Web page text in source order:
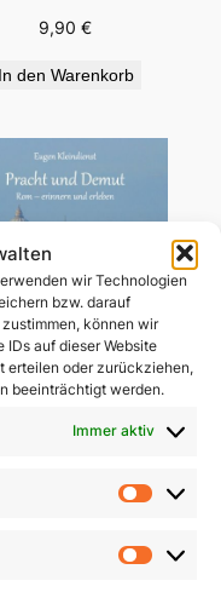
wir Technologien
bzw. darauf
können wir
auf dieser Website
erteilen oder zurückziehen,
beeinträchtigt werden.
Immer aktiv
9,90€
In den Warenkorb
In den Warenkorb